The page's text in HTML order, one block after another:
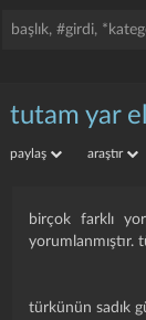
tutam yar
paylaş araştır
birçok farklı
türkünün sadık